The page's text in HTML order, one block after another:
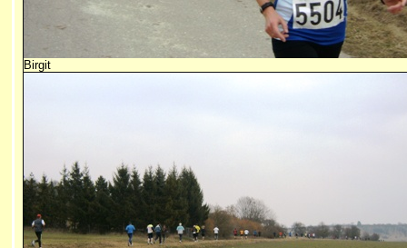
Birgit